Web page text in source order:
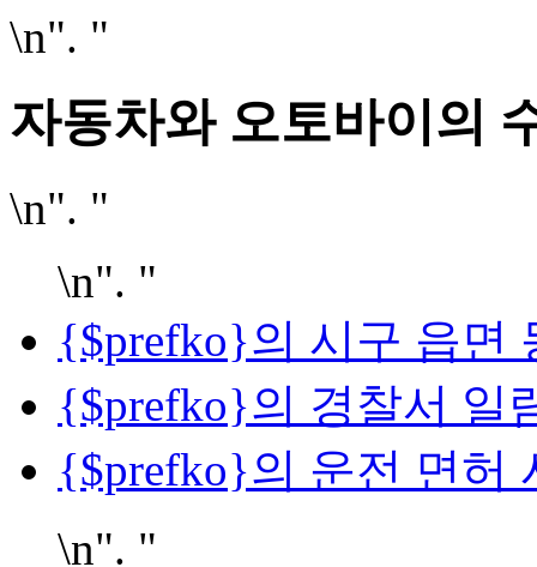
\n". "
자동차와 오토바이의
\n". "
\n". "
{$prefko}의 시구 읍면
{$prefko}의 경찰서 일
{$prefko}의 운전 면허
\n". "